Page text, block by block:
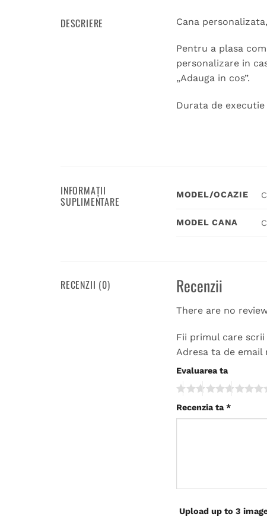
DESCRIERE Cana
Pentru a plasa
personalizare in
„Adauga in cos”.
Durata de
INFORMAȚII
SUPLIMENTARE MODEL/OCAZIE
MODEL CANA
RECENZII (0) Recenzii
There are no
Fii primul care scrii
Adresa ta de
Evaluarea ta
Recenzia ta *
Upload up to 3